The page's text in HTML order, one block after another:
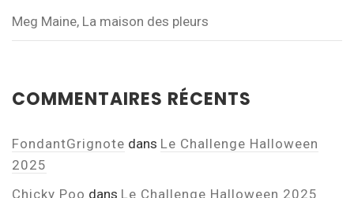
Meg Maine, La maison des pleurs
COMMENTAIRES RÉCENTS
FondantGrignote dans Le Challenge Halloween
2025
Chicky Poo dans Le Challenge Halloween 2025